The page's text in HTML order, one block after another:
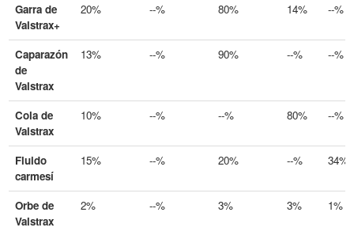
Garra de
Valstrax+
20% --% 80% 14% --%
Caparazón
de
Valstrax
13% --% 90% --% --%
Cola de
Valstrax
10% --% --% 80% --%
Fluido
carmesí
15% --% 20% --% 34%
Orbe de
Valstrax
2% --% 3% 3% 1%